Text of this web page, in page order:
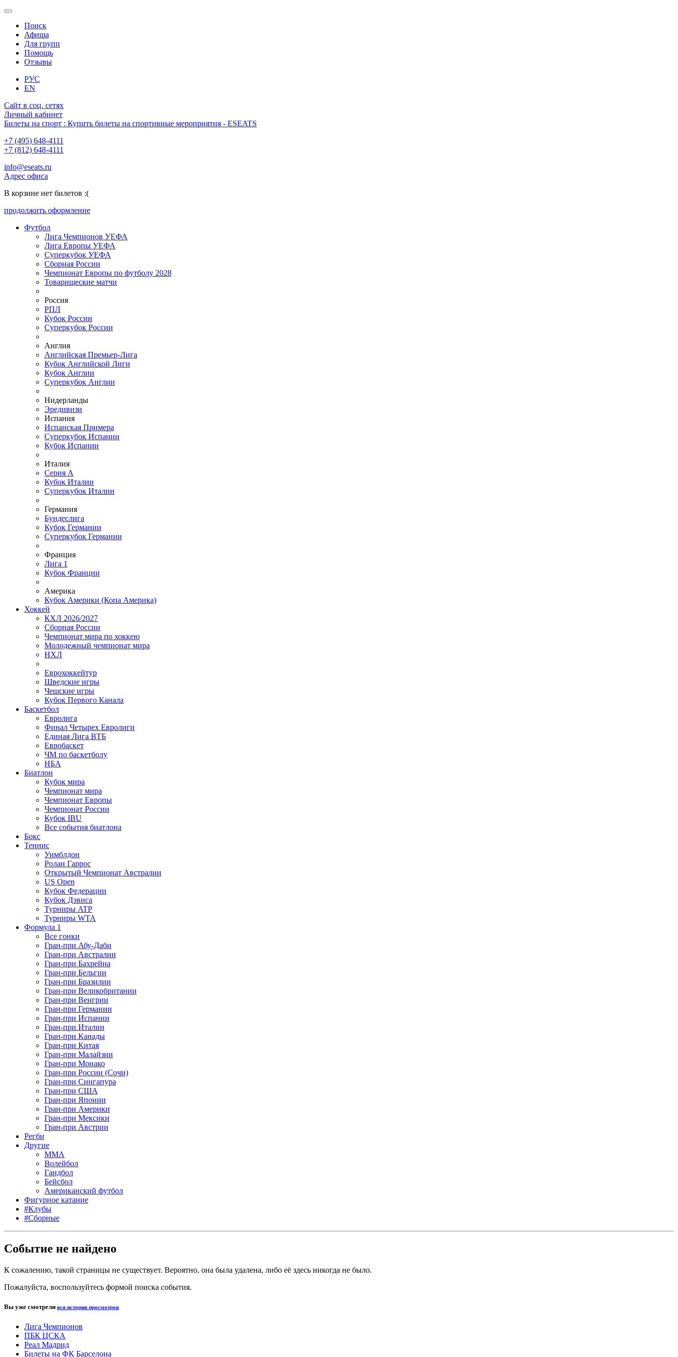
Поиск
Афиша
Для групп
Помощь
Отзывы
РУС
EN
Сайт в соц. сетях
Личный кабинет
Билеты на спорт : Купить билеты на спортивные мероприятия - ESEATS
+7 (495) 648-4111
+7 (812) 648-4111
info@eseats.ru
Адрес офиса
В корзине нет билетов :(
продолжить оформление
Футбол
Лига Чемпионов УЕФА
Лига Европы УЕФА
Суперкубок УЕФА
Сборная России
Чемпионат Европы по футболу 2028
Товарищеские матчи
Россия
РПЛ
Кубок России
Суперкубок России
Англия
Английская Премьер-Лига
Кубок Английской Лиги
Кубок Англии
Суперкубок Англии
Нидерланды
Эредивизи
Испания
Испанская Примера
Суперкубок Испании
Кубок Испании
Италия
Серия А
Кубок Италии
Суперкубок Италии
Германия
Бундеслига
Кубок Германии
Суперкубок Германии
Франция
Лига 1
Кубок Франции
Америка
Кубок Америки (Копа Америка)
Хоккей
КХЛ 2026/2027
Сборная России
Чемпионат мира по хоккею
Молодежный чемпионат мира
НХЛ
Еврохоккейтур
Шведские игры
Чешские игры
Кубок Первого Канала
Баскетбол
Евролига
Финал Четырех Евролиги
Единая Лига ВТБ
Евробаскет
ЧМ по баскетболу
НБА
Биатлон
Кубок мира
Чемпионат мира
Чемпионат Европы
Чемпионат России
Кубок IBU
Все события биатлона
Бокс
Теннис
Уимблдон
Ролан Гаррос
Открытый Чемпионат Австралии
US Open
Кубок Федерации
Кубок Дэвиса
Турниры ATP
Турниры WTA
Формула 1
Все гонки
Гран-при Абу-Даби
Гран-при Австралии
Гран-при Бахрейна
Гран-при Бельгии
Гран-при Бразилии
Гран-при Великобритании
Гран-при Венгрии
Гран-при Германии
Гран-при Испании
Гран-при Италии
Гран-при Канады
Гран-при Китая
Гран-при Малайзии
Гран-при Монако
Гран-при России (Сочи)
Гран-при Сингапура
Гран-при США
Гран-при Японии
Гран-при Америки
Гран-при Мексики
Гран-при Австрии
Регби
Другие
MMA
Волейбол
Гандбол
Бейсбол
Американский футбол
Фигурное катание
#Клубы
#Сборные
Событие не найдено
К сожалению, такой страницы не существует. Вероятно, она была удалена, либо её здесь никогда не было.
Пожалуйста, воспользуйтесь формой поиска события.
Вы уже смотрели вся история просмотров
Лига Чемпионов
ПБК ЦСКА
Реал Мадрид
Билеты на ФК Барселона